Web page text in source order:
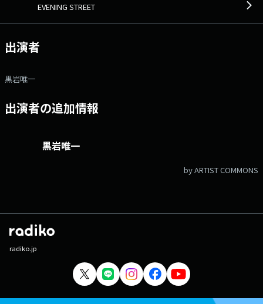
EVENING STREET
出演者
黒岩唯一
出演者の追加情報
黒岩唯一
by ARTIST COMMONS
radiko.jp